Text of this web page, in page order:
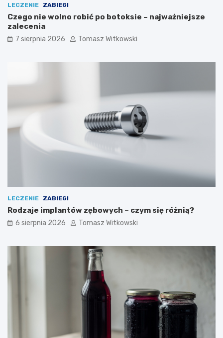
LECZENIE ZABIEGI
Czego nie wolno robić po botoksie – najważniejsze
zalecenia
7 sierpnia 2026 Tomasz Witkowski
LECZENIE ZABIEGI
Rodzaje implantów zębowych – czym się różnią?
6 sierpnia 2026 Tomasz Witkowski